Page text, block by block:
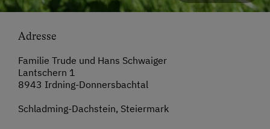
Adresse
Familie Trude und Hans Schwaiger
Lantschern 1
8943 Irdning-Donnersbachtal
Schladming-Dachstein, Steiermark